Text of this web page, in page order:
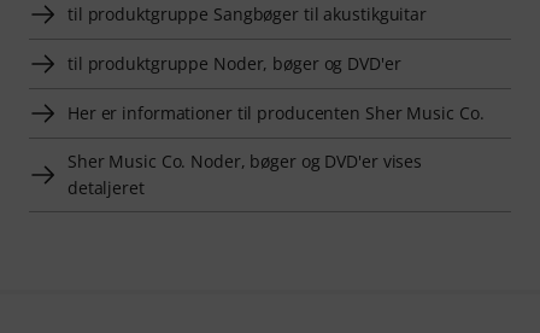
til produktgruppe Sangbøger til akustikguitar
til produktgruppe Noder, bøger og DVD'er
Her er informationer til producenten Sher Music Co.
Sher Music Co. Noder, bøger og DVD'er vises
detaljeret